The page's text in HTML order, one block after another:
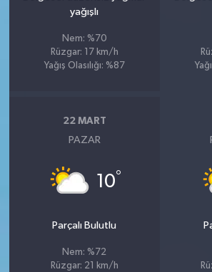
yağışlı
Nem: %70
Rüzgar: 17 km/h
Yağış Olasılığı: %87
22 MART
PAZAR
10°
Parçalı Bulutlu
Nem: %72
Rüzgar: 21 km/h